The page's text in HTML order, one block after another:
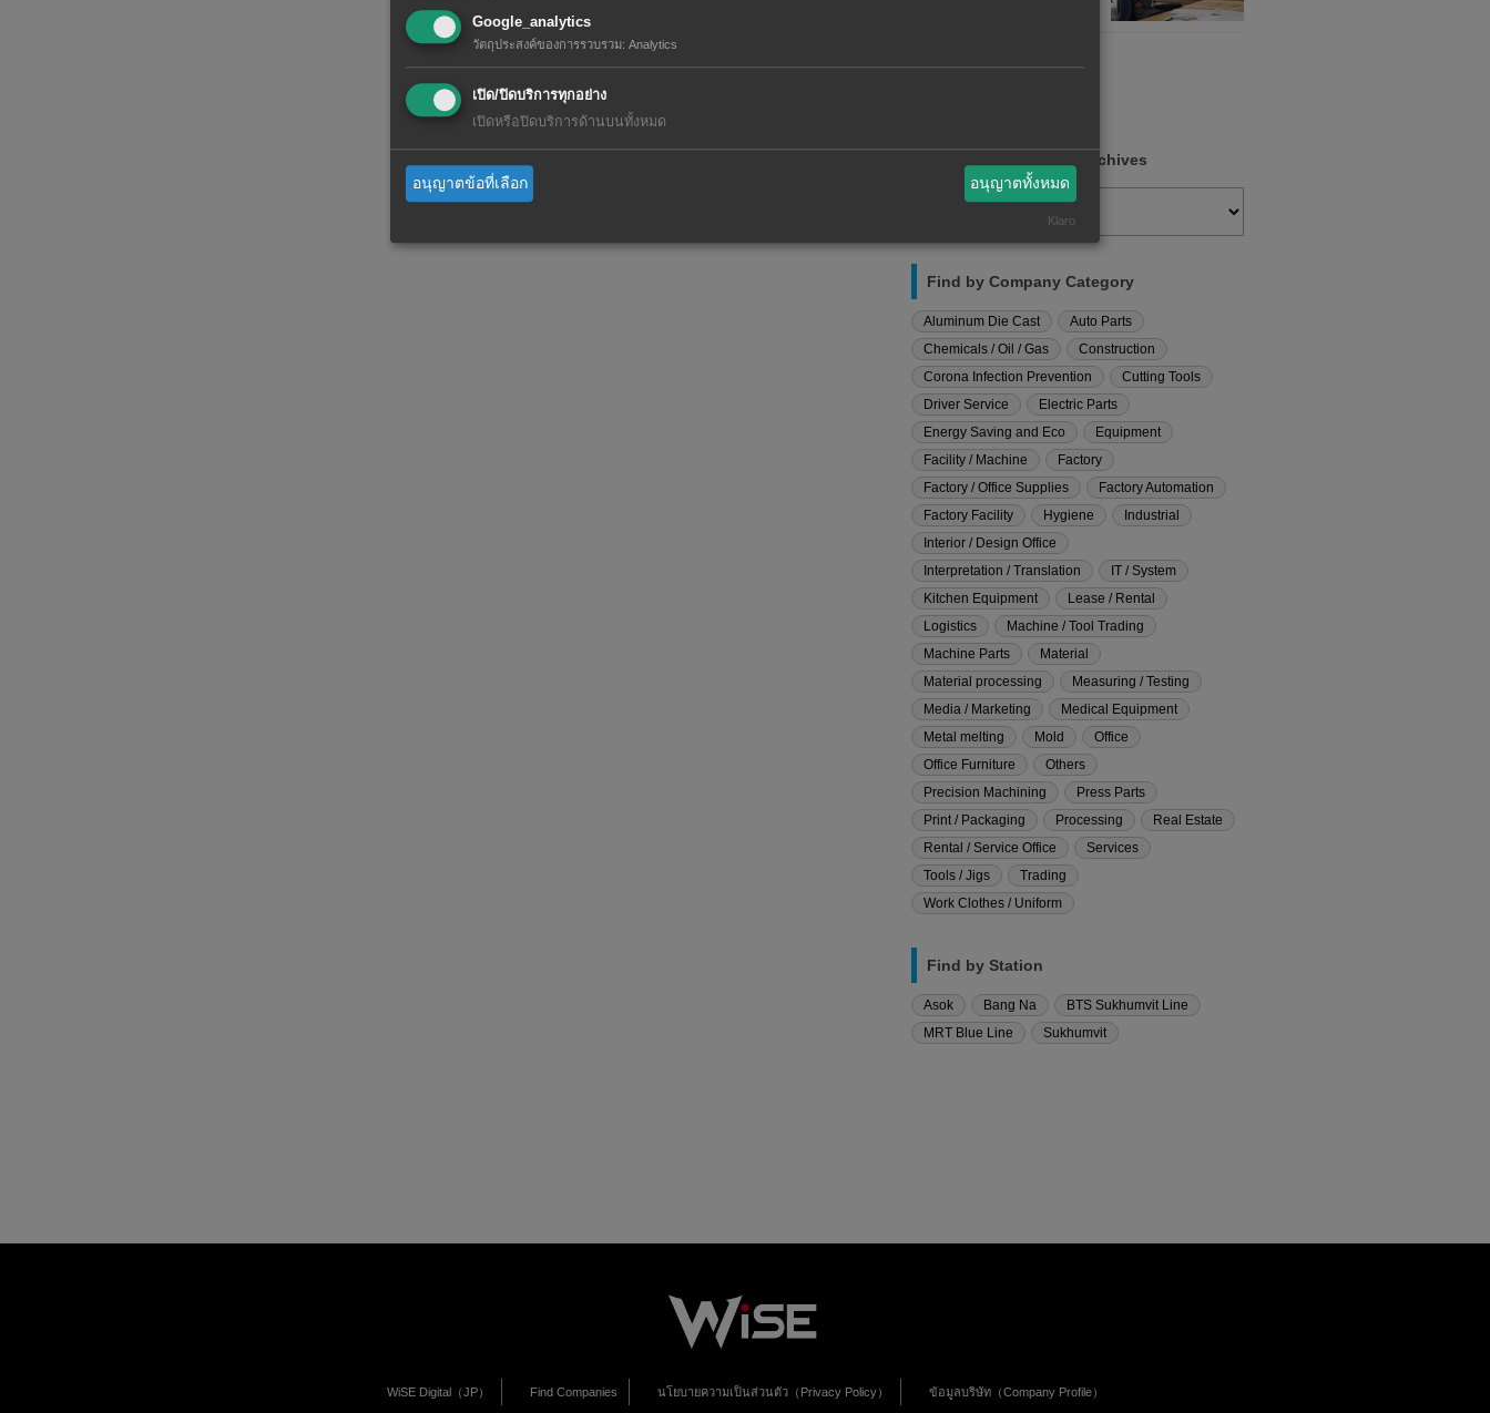
Category & Monthly Archives
Find by Company Category
Aluminum Die Cast
Auto Parts
Chemicals / Oil / Gas
Construction
Corona Infection Prevention
Cutting Tools
Driver Service
Electric Parts
Energy Saving and Eco
Equipment
Facility / Machine
Factory
Factory / Office Supplies
Factory Automation
Factory Facility
Hygiene
Industrial
Interior / Design Office
Interpretation / Translation
IT / System
Kitchen Equipment
Lease / Rental
Logistics
Machine / Tool Trading
Machine Parts
Material
Material processing
Measuring / Testing
Media / Marketing
Medical Equipment
Metal melting
Mold
Office
Office Furniture
Others
Precision Machining
Press Parts
Print / Packaging
Processing
Real Estate
Rental / Service Office
Services
Tools / Jigs
Trading
Work Clothes / Uniform
Find by Station
Asok Bang Na
BTS Sukhumvit Line
MRT Blue Line
Sukhumvit
WiSE Digital（JP） Find Companies นโยบายความเป็นส่วนตัว（Privacy Policy） ข้อมูลบริษัท（Company Profile）
Google_analytics
วัตถุประสงค์ของการรวบรวม: Analytics
เปิด/ปิดบริการทุกอย่าง
เปิดหรือปิดบริการด้านบนทั้งหมด
อนุญาตข้อที่เลือก อนุญาตทั้งหมด
Klaro